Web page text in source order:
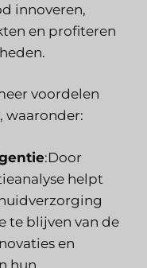
innoveren,
en profiteren
voordelen
waaronder:
:Door
helpt
te blijven van de
en
hun